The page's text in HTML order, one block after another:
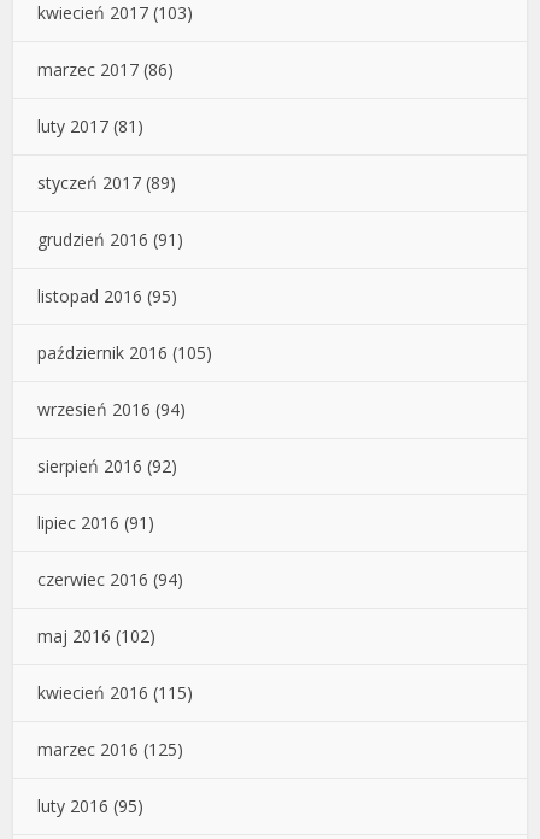
kwiecień 2017 (103)
marzec 2017 (86)
luty 2017 (81)
styczeń 2017 (89)
grudzień 2016 (91)
listopad 2016 (95)
październik 2016 (105)
wrzesień 2016 (94)
sierpień 2016 (92)
lipiec 2016 (91)
czerwiec 2016 (94)
maj 2016 (102)
kwiecień 2016 (115)
marzec 2016 (125)
luty 2016 (95)